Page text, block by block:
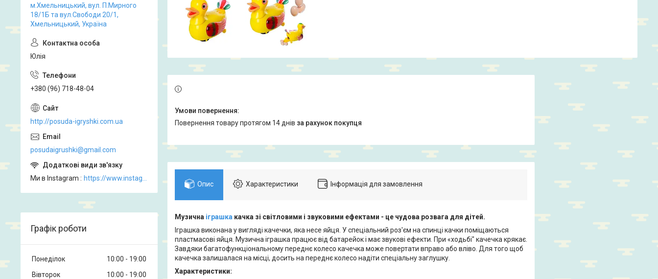
повернення товару протягом 14 днів за рахунок покупця
Опис Характеристики Інформація для замовлення
Музична іграшка качка зі світловими і звуковими ефектами - це чудова розвага для дітей.
Іграшка виконана у вигляді качечки, яка несе яйця. У спеціальний роз'єм на спинці качки поміщаються
пластмасові яйця. Музична іграшка працює від батарейок і має звукові ефекти. При «ходьбі" качечка крякає.
Завдяки багатофункціональному переднє колесо качечка може повертати вправо або вліво. Для того щоб
качечка залишалася на місці, досить на переднє колесо надіти спеціальну заглушку.
Характеристики:
м.Хмельницький, вул. П.Мирного
18/1Б та вул.Свободи 20/1,
Хмельницький, Україна
Юлія
+380 (96) 718-48-04
http://posuda-igryshki.com.ua
posudaigrushki@gmail.com
Ми в Instagram
Графік роботи
Понеділок 10:00
19:00
Вівторок
10:00
19:00